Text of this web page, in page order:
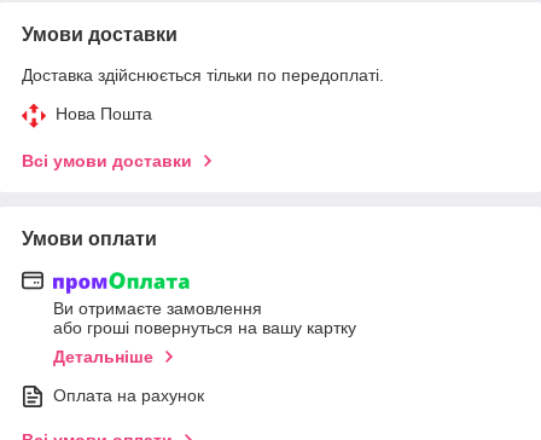
Умови доставки
Доставка здійснюється тільки по передоплаті.
Нова Пошта
Всі умови доставки
Умови оплати
Ви отримаєте замовлення
або гроші повернуться на вашу картку
Детальніше
Оплата на рахунок